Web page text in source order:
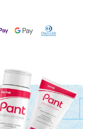
Google PayDiners Club